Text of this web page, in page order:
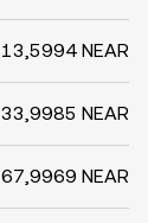
13,5994 NEAR
33,9985 NEAR
67,9969 NEAR